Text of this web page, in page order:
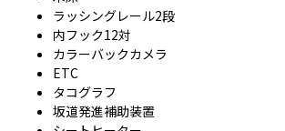
ラッシングレール2段
内フック12対
カラーバックカメラ
ETC
タコグラフ
坂道発進補助装置